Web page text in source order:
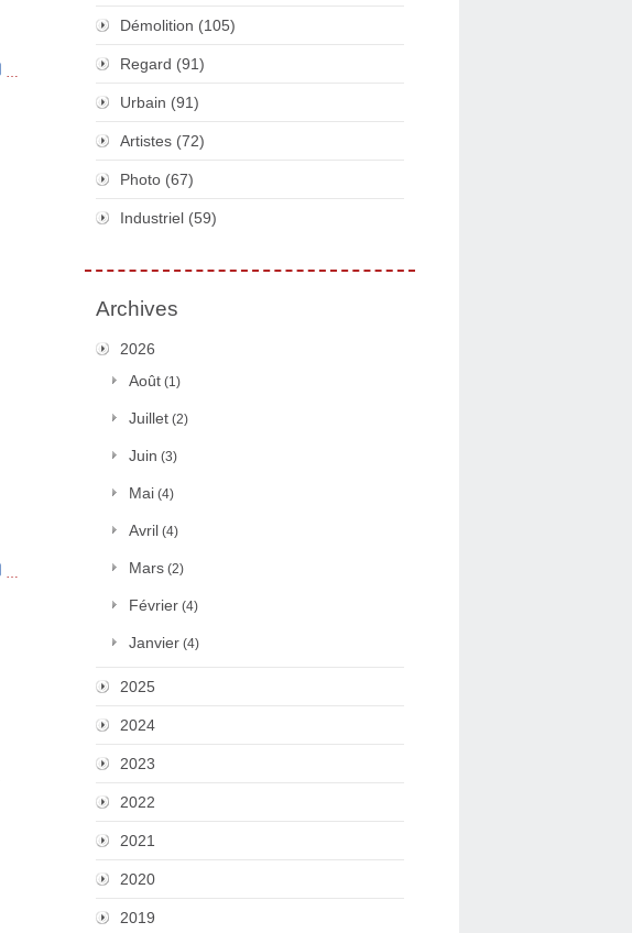
Démolition (105)
Regard (91)
Urbain (91)
Artistes (72)
Photo (67)
Industriel (59)
Archives
2026
Août (1)
Juillet (2)
Juin (3)
Mai (4)
Avril (4)
Mars (2)
Février (4)
Janvier (4)
2025
2024
2023
2022
2021
2020
2019